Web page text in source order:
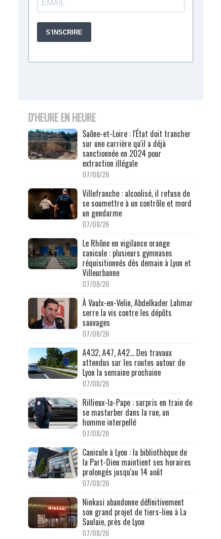
D'HEURE EN HEURE
Saône-et-Loire : l'État doit trancher
sur une carrière qu'il a déjà
sanctionnée en 2024 pour
extraction illégale
07/08/26
Villefranche : alcoolisé, il refuse de
se soumettre à un contrôle et mord
un gendarme
07/08/26
Le Rhône en vigilance orange
canicule : plusieurs gymnases
réquisitionnés dès demain à Lyon et
Villeurbanne
07/08/26
À Vaulx-en-Velin, Abdelkader Lahmar
serre la vis contre les dépôts
sauvages
07/08/26
A432, A47, A42… Des travaux
attendus sur les routes autour de
Lyon la semaine prochaine
07/08/26
Rillieux-la-Pape : surpris en train de
se masturber dans la rue, un
homme interpellé
07/08/26
Canicule à Lyon : la bibliothèque de
la Part-Dieu maintient ses horaires
prolongés jusqu'au 14 août
07/08/26
Ninkasi abandonne définitivement
son grand projet de tiers-lieu à La
Saulaie, près de Lyon
07/08/26